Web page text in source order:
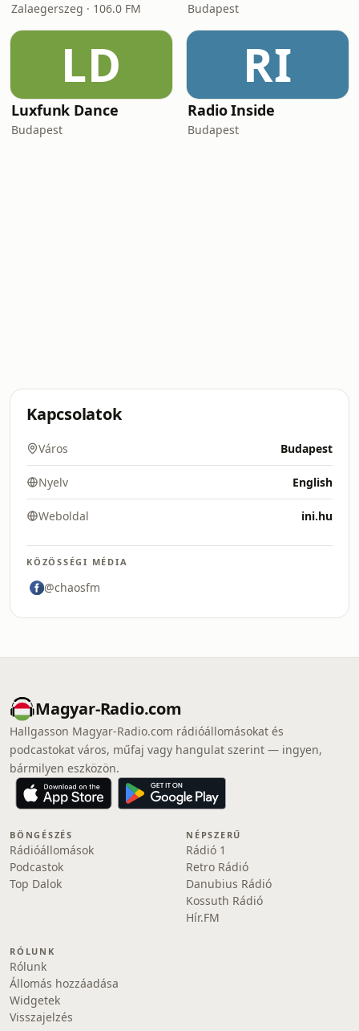
Zalaegerszeg · 106.0 FM Budapest
LD
Luxfunk Dance
Budapest
RI
Radio Inside
Budapest
Kapcsolatok
Város Budapest
Nyelv English
Weboldal ini.hu
KÖZÖSSÉGI MÉDIA
@chaosfm
Magyar-Radio.com
Hallgasson Magyar-Radio.com rádióállomásokat és
podcastokat város, műfaj vagy hangulat szerint — ingyen,
bármilyen eszközön.
BÖNGÉSZÉS
Rádióállomások
Podcastok
Top Dalok
NÉPSZERŰ
Rádió 1
Retro Rádió
Danubius Rádió
Kossuth Rádió
Hír.FM
RÓLUNK
Rólunk
Állomás hozzáadása
Widgetek
Visszajelzés